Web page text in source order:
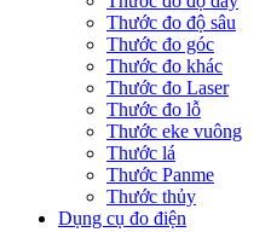
Thước đo độ sâu
Thước đo góc
Thước đo khác
Thước đo Laser
Thước đo lỗ
Thước eke vuông
Thước lá
Thước Panme
Thước thủy
Dụng cụ đo điện